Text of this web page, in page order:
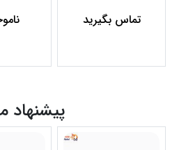
تماس بگیرید
پیشنهاد